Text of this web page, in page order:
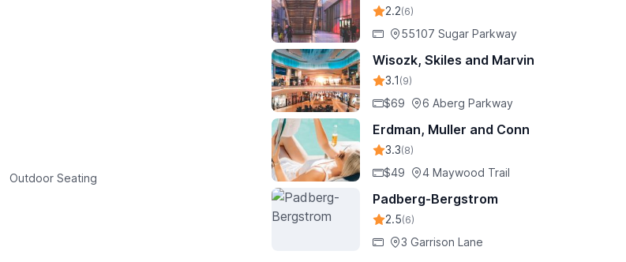
Outdoor Seating
2.2(6)
55107 Sugar Parkway
Wisozk, Skiles and Marvin
3.1 (9)
$69 6 Aberg Parkway
Erdman, Muller and Conn
3.3(8)
$49 4 Maywood Trail
Padberg-Bergstrom
2.5(6)
3 Garrison Lane